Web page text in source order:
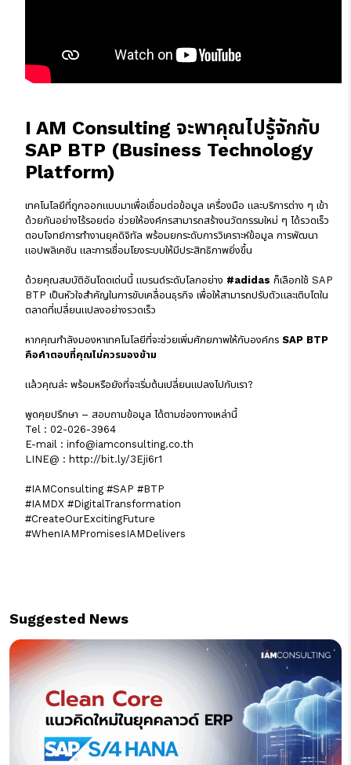
I AM Consulting จะพาคุณไปรู้จักกับ
SAP BTP (Business Technology
Platform)
เทคโนโลยีที่ถูกออกแบบมาเพื่อเชื่อมต่อข้อมูล เครื่องมือ และบริการต่าง ๆ เข้า
ด้วยกันอย่างไร้รอยต่อ ช่วยให้องค์กรสามารถสร้างนวัตกรรมใหม่ ๆ ได้รวดเร็ว
ตอบโจทย์การทำงานยุคดิจิทัล พร้อมยกระดับการวิเคราะห์ข้อมูล การพัฒนา
แอปพลิเคชัน และการเชื่อมโยงระบบให้มีประสิทธิภาพยิ่งขึ้น
ด้วยคุณสมบัติอันโดดเด่นนี้ แบรนด์ระดับโลกอย่าง #adidas ก็เลือกใช้ SAP
BTP เป็นหัวใจสำคัญในการขับเคลื่อนธุรกิจ เพื่อให้สามารถปรับตัวและเติบโตใน
ตลาดที่เปลี่ยนแปลงอย่างรวดเร็ว
หากคุณกำลังมองหาเทคโนโลยีที่จะช่วยเพิ่มศักยภาพให้กับองค์กร SAP BTP
คือคำตอบที่คุณไม่ควรมองข้าม
แล้วคุณล่ะ พร้อมหรือยังที่จะเริ่มต้นเปลี่ยนแปลงไปกับเรา?
พูดคุยปรึกษา – สอบถามข้อมูล ได้ตามช่องทางเหล่านี้
Tel : 02-026-3964
E-mail : info@iamconsulting.co.th
LINE@ : http://bit.ly/3Eji6r1
#IAMConsulting #SAP #BTP
#IAMDX #DigitalTransformation
#CreateOurExcitingFuture
#WhenIAMPromisesIAMDelivers
Suggested News